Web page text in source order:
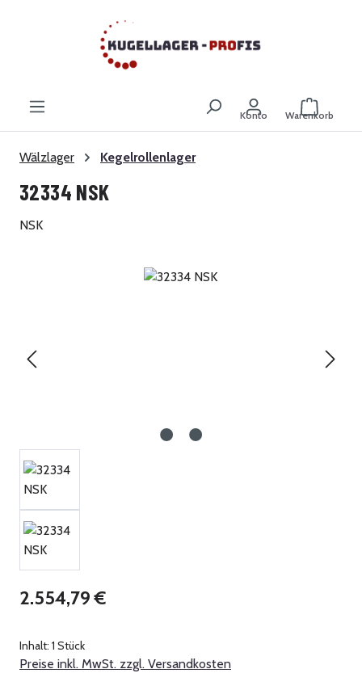
Zum Hauptinhalt springen
Konto Warenkorb
Wälzlager Kegelrollenlager
32334 NSK
NSK
Bildergalerie überspringen
Regulärer Preis:
2.554,79 €
Inhalt: 1 Stück
Preise inkl. MwSt. zzgl. Versandkosten